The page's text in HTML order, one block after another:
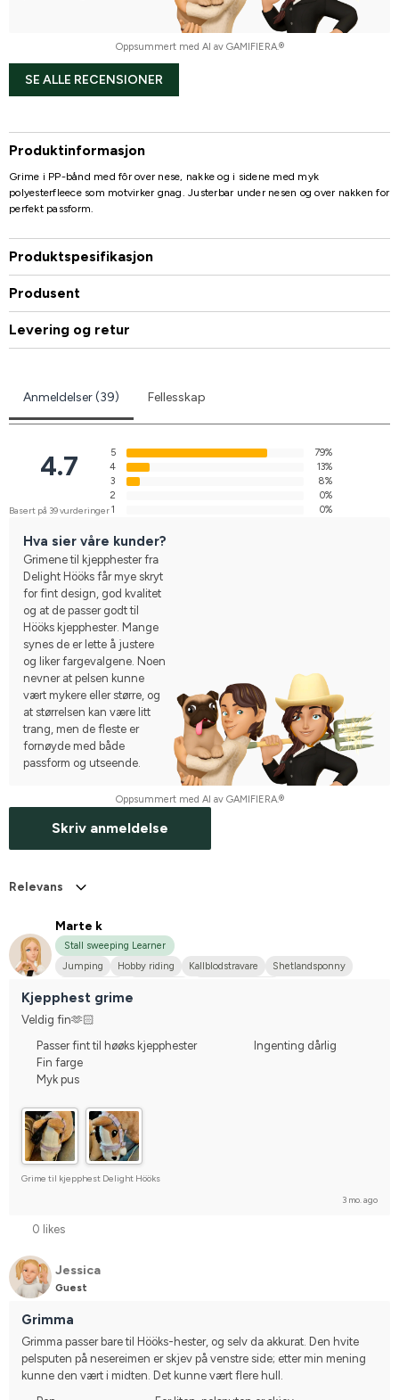
Oppsummert med AI av GAMIFIERA.®
SE ALLE RECENSIONER
Produktinformasjon
Grime i PP-bånd med fôr over nese, nakke og i sidene med myk
polyesterfleece som motvirker gnag. Justerbar under nesen og over nakken for
perfekt passform.
Produktspesifikasjon
Produsent
Levering og retur
Anmeldelser (39) Fellesskap
4.7
Basert på 39 vurderinger
5
79%
4
13%
3
8%
2
0%
1
0%
Hva sier våre kunder?
Grimene til kjepphester fra
Delight Hööks får mye skryt
for fint design, god kvalitet
og at de passer godt til
Hööks kjepphester. Mange
synes de er lette å justere
og liker fargevalgene. Noen
nevner at pelsen kunne
vært mykere eller større, og
at størrelsen kan være litt
trang, men de fleste er
fornøyde med både
passform og utseende.
Oppsummert med AI av GAMIFIERA.®
Skriv anmeldelse
Relevans
Marte k
Stall sweeping Learner
Jumping
Hobby riding Kallblodstravare
Shetlandsponny
Kjepphest grime
Veldig fin🫶🏻
Passer fint til høøks kjepphester
Fin farge
Myk pus
Ingenting dårlig
Grime til kjepphest Delight Hööks
3 mo. ago
0 likes
Jessica
Guest
Grimma
Grimma passer bare til Hööks-hester, og selv da akkurat. Den hvite
pelsputen på nesereimen er skjev på venstre side; etter min mening
kunne den vært i midten. Det kunne vært flere hull.